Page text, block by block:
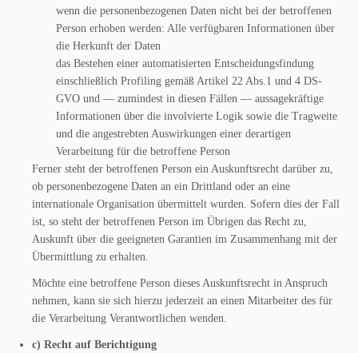
wenn die personenbezogenen Daten nicht bei der betroffenen
Person erhoben werden: Alle verfügbaren Informationen über
die Herkunft der Daten
das Bestehen einer automatisierten Entscheidungsfindung
einschließlich Profiling gemäß Artikel 22 Abs.1 und 4 DS-
GVO und — zumindest in diesen Fällen — aussagekräftige
Informationen über die involvierte Logik sowie die Tragweite
und die angestrebten Auswirkungen einer derartigen
Verarbeitung für die betroffene Person
Ferner steht der betroffenen Person ein Auskunftsrecht darüber zu,
ob personenbezogene Daten an ein Drittland oder an eine
internationale Organisation übermittelt wurden. Sofern dies der Fall
ist, so steht der betroffenen Person im Übrigen das Recht zu,
Auskunft über die geeigneten Garantien im Zusammenhang mit der
Übermittlung zu erhalten.
Möchte eine betroffene Person dieses Auskunftsrecht in Anspruch
nehmen, kann sie sich hierzu jederzeit an einen Mitarbeiter des für
die Verarbeitung Verantwortlichen wenden.
c) Recht auf Berichtigung